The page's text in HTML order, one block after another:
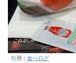
引用： 食べログ